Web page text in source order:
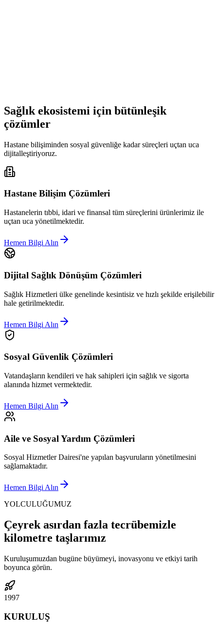
Sağlık ekosistemi için bütünleşik
çözümler
Hastane bilişiminden sosyal güvenliğe kadar süreçleri uçtan uca
dijitalleştiriyoruz.
Hastane Bilişim Çözümleri
Hastanelerin tıbbi, idari ve finansal tüm süreçlerini ürünlerimiz ile
uçtan uca yönetilmektedir.
Hemen Bilgi Alın
Dijital Sağlık Dönüşüm Çözümleri
Sağlık Hizmetleri ülke genelinde kesintisiz ve hızlı şekilde erişilebilir
hale getirilmektedir.
Hemen Bilgi Alın
Sosyal Güvenlik Çözümleri
Vatandaşların kendileri ve hak sahipleri için sağlık ve sigorta
alanında hizmet vermektedir.
Hemen Bilgi Alın
Aile ve Sosyal Yardım Çözümleri
Sosyal Hizmetler Dairesi'ne yapılan başvuruların yönetilmesini
sağlamaktadır.
Hemen Bilgi Alın
YOLCULUĞUMUZ
Çeyrek asırdan fazla tecrübemizle
kilometre taşlarımız
Kuruluşumuzdan bugüne büyümeyi, inovasyonu ve etkiyi tarih
boyunca görün.
1997
KURULUŞ